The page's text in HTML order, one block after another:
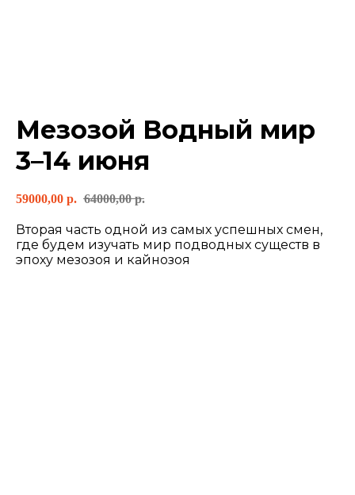
Мезозой Водный мир
3–14 июня
59000,00 р. 64000,00 р.
Вторая часть одной из самых успешных смен,
где будем изучать мир подводных существ в
эпоху мезозоя и кайнозоя